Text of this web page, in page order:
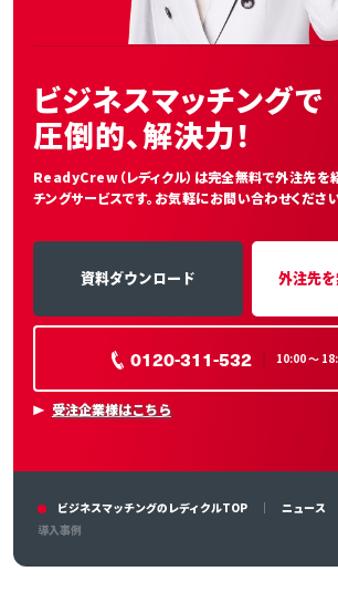
ビジネスマッチングで
圧倒的、解決力！
ReadyCrew（レディクル）は完全無料で外注先を
チングサービスです。お気軽にお問い合わせください
資料ダウンロード 外注先
0120-311-532 10:00 〜
受注企業様はこちら
ビジネスマッチングのレディクルTOP
ニュース
導入事例